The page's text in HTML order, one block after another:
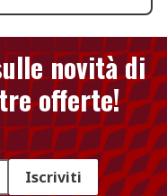
novità di
offerte!
Iscriviti